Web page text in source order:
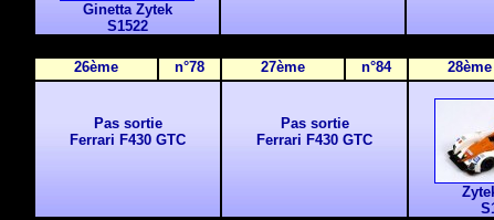
Ginetta Zytek
S1522
26ème n°78 27ème n°84 28ème
Pas sortie
Ferrari F430 GTC
Pas sortie
Ferrari F430 GTC